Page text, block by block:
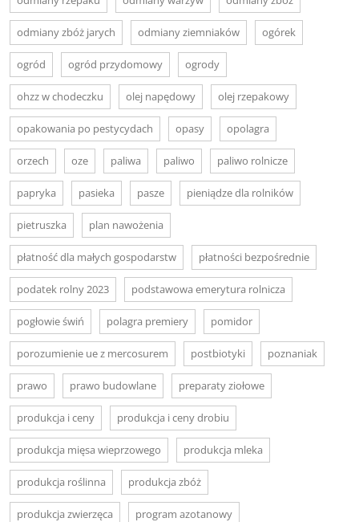
odmiany zbóż jarych odmiany ziemniaków ogórek
ogród ogród przydomowy ogrody
ohzz w chodeczku olej napędowy olej rzepakowy
opakowania po pestycydach opasy opolagra
orzech oze paliwa paliwo paliwo rolnicze
papryka pasieka pasze pieniądze dla rolników
pietruszka plan nawożenia
płatność dla małych gospodarstw płatności bezpośrednie
podatek rolny 2023 podstawowa emerytura rolnicza
pogłowie świń polagra premiery pomidor
porozumienie ue z mercosurem postbiotyki poznaniak
prawo prawo budowlane preparaty ziołowe
produkcja i ceny produkcja i ceny drobiu
produkcja mięsa wieprzowego produkcja mleka
produkcja roślinna produkcja zbóż
produkcja zwierzęca program azotanowy